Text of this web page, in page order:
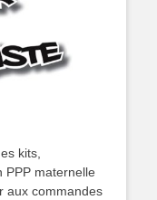
kits,
PPP maternelle
aux commandes